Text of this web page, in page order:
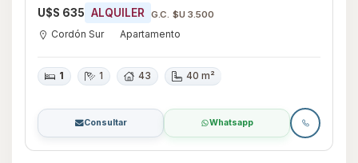
U$S 635 ALQUILER G.C. $U 3.500
Cordón Sur Apartamento
1 1 43 40 m²
Consultar Whatsapp